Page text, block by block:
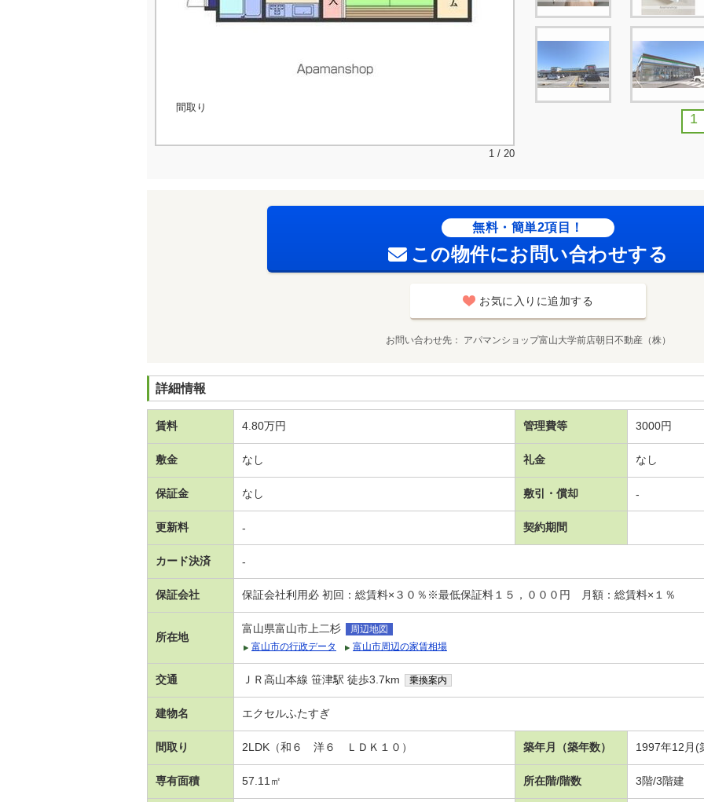
間取り
1 / 20
1
無料・簡単2項目！
この物件にお問い合わせする
お気に入りに追加する
お問い合わせ先 アパマンショップ富山大学前店朝日不動産（株）
詳細情報
賃料 4.80万円 管理費等 3000円
敷金 なし 礼金 なし
保証金 なし 敷引・償却 -
更新料 - 契約期間
カード決済 -
保証会社 保証会社利用必 初回：総賃料×３０％※最低保証料１５，０００円 月額：総賃料×１％
所在地
富山県富山市上二杉
周辺地図
富山市の行政データ
富山市周辺の家賃相場
交通 ＪＲ高山本線 笹津駅 徒歩3.7km 乗換案内
建物名 エクセルふたすぎ
間取り 2LDK（和６ 洋６ ＬＤＫ１０） 築年月（築年数） 1997年12月(
専有面積 57.11㎡ 所在階/階数 3階/3階建